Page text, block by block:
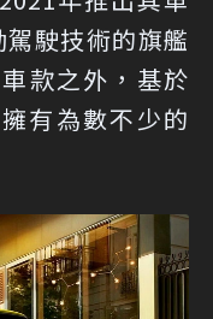
駛技術的旗艦
款之外，基於
有為數不少的